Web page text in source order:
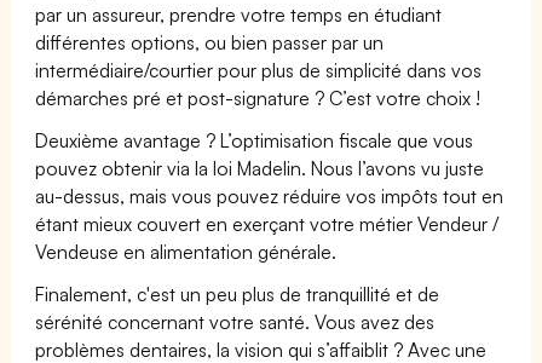
par un assureur, prendre votre temps en étudiant
différentes options, ou bien passer par un
intermédiaire/courtier pour plus de simplicité dans vos
démarches pré et post-signature ? C’est votre choix !
Deuxième avantage ? L’optimisation fiscale que vous
pouvez obtenir via la loi Madelin. Nous l’avons vu juste
au-dessus, mais vous pouvez réduire vos impôts tout en
étant mieux couvert en exerçant votre métier Vendeur /
Vendeuse en alimentation générale.
Finalement, c'est un peu plus de tranquillité et de
sérénité concernant votre santé. Vous avez des
problèmes dentaires, la vision qui s’affaiblit ? Avec une